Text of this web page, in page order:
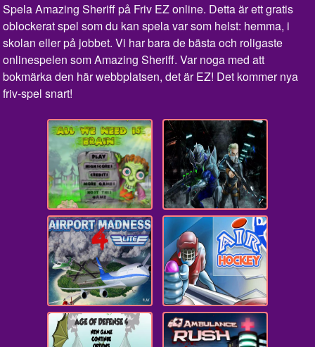
Spela Amazing Sheriff på Friv EZ online. Detta är ett gratis
oblockerat spel som du kan spela var som helst: hemma, i
skolan eller på jobbet. Vi har bara de bästa och roligaste
onlinespelen som Amazing Sheriff. Var noga med att
bokmärka den här webbplatsen, det är EZ! Det kommer nya
friv-spel snart!